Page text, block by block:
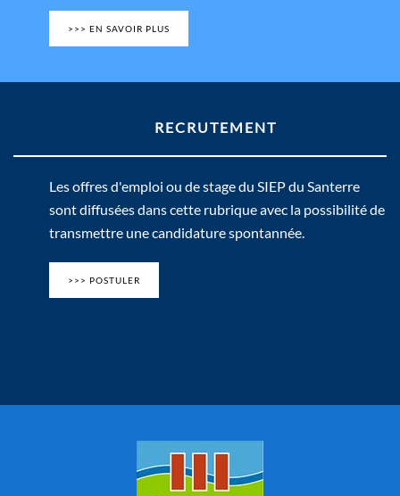
>>> EN SAVOIR PLUS
RECRUTEMENT
Les offres d'emploi ou de stage du SIEP du Santerre
sont diffusées dans cette rubrique avec la possibilité de
transmettre une candidature spontannée.
>>> POSTULER